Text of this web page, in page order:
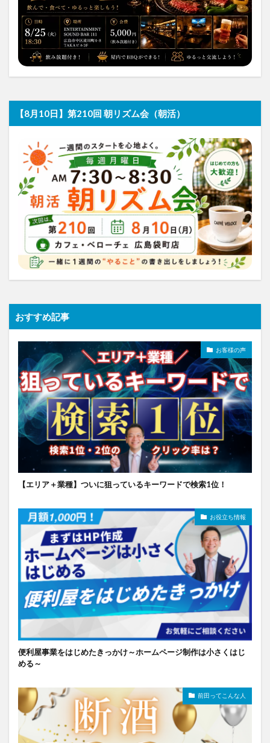
【8月10日】第210回 朝リズム会（朝活）
おすすめ記事
お客様の声
【エリア＋業種】ついに狙っているキーワードで検索1位！
お役立ち情報
便利屋事業をはじめたきっかけ～ホームページ制作は小さくはじ
める～
前田ってこんな人